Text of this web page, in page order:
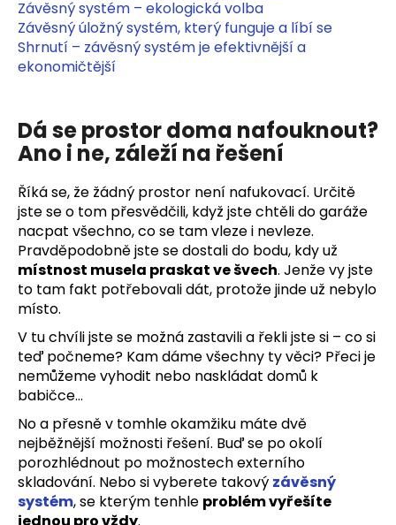
Závěsný systém –⁠⁠⁠⁠⁠⁠ ekologická volba
Závěsný úložný systém, který funguje a líbí se
Shrnutí – závěsný systém je efektivnější a
ekonomičtější
Dá se prostor doma nafouknout?
Ano i ne, záleží na řešení
Říká se, že žádný prostor není nafukovací. Určitě
jste se o tom přesvědčili, když jste chtěli do garáže
nacpat všechno, co se tam vleze i nevleze.
Pravděpodobně jste se dostali do bodu, kdy už
místnost musela praskat ve švech. Jenže vy jste
to tam fakt potřebovali dát, protože jinde už nebylo
místo.
V tu chvíli jste se možná zastavili a řekli jste si –⁠⁠⁠⁠⁠⁠ co si
teď počneme? Kam dáme všechny ty věci? Přeci je
nemůžeme vyhodit nebo naskládat domů k
babičce…
No a přesně v tomhle okamžiku máte dvě
nejběžnější možnosti řešení. Buď se po okolí
porozhlédnout po možnostech externího
skladování. Nebo si vyberete takový závěsný
systém, se kterým tenhle problém vyřešíte
o
r
u
č
j
e
m
ZÁVĚSNÝ
PANEL
ORIGINAL
MAX
ŠEDÝ
1
690
Kč
Původně:
1
890
Kč